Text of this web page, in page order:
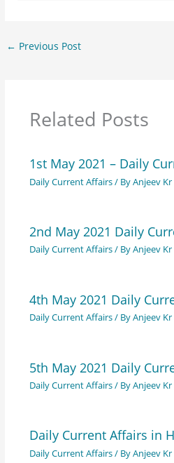
← Previous Post
Related Posts
1st May 2021 – Daily
Daily Current Affairs/ ByAnjeev Kr
2nd May 2021 Daily
Daily Current Affairs/ ByAnjeev Kr
4th May 2021 Daily
Daily Current Affairs/ ByAnjeev Kr
5th May 2021 Daily
Daily Current Affairs/ ByAnjeev Kr
Daily Current Affairs in
Daily Current Affairs/ ByAnjeev Kr